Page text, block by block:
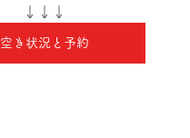
↓↓↓
空き状況と予約